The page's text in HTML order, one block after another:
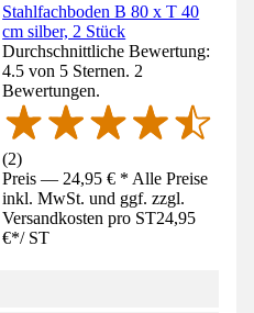
Stahlfachboden B 80 x T 40
cm silber, 2 Stück
Durchschnittliche Bewertung:
4.5 von 5 Sternen. 2
Bewertungen.
(2)
Preis — 24,95 € * Alle Preise
inkl. MwSt. und ggf. zzgl.
Versandkosten pro ST24,95
€*/ ST